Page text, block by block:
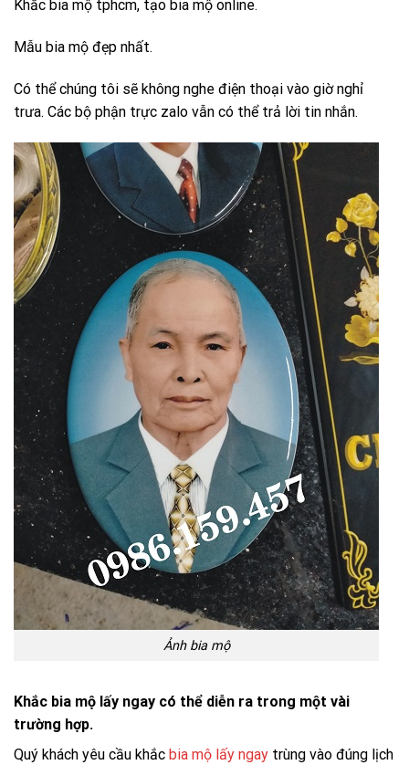
Khắc bia mộ tphcm, tạo bia mộ online.
Mẫu bia mộ đẹp nhất.
Có thể chúng tôi sẽ không nghe điện thoại vào giờ nghỉ
trưa. Các bộ phận trực zalo vẫn có thể trả lời tin nhắn.
Ảnh bia mộ
Khắc bia mộ lấy ngay có thể diễn ra trong một vài
trường hợp.
Quý khách yêu cầu khắc bia mộ lấy ngay trùng vào đúng lịch